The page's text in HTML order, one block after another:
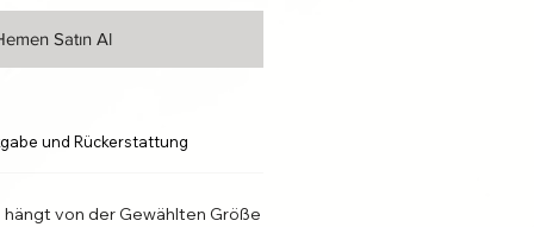
Satın Al
und Rückerstattung
hängt von der Gewählten Größe